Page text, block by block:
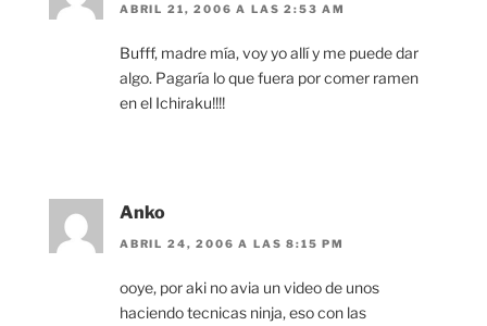
ABRIL 21, 2006 A LAS 2:53 AM
Bufff, madre mía, voy yo allí y me puede dar
algo. Pagaría lo que fuera por comer ramen
en el Ichiraku!!!!
Anko
ABRIL 24, 2006 A LAS 8:15 PM
ooye, por aki no avia un video de unos
haciendo tecnicas ninja, eso con las